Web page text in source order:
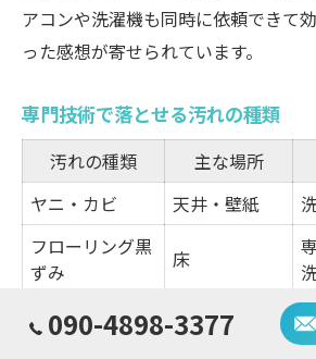
アコンや洗濯機も同時に依頼できて
った感想が寄せられています。
専門技術で落とせる汚れの種類
汚れの種類 主な場所
ヤニ・カビ
天井・壁紙
フローリング黒
ずみ
床
生活臭
ソファ・カー
テン
090-4898-3377